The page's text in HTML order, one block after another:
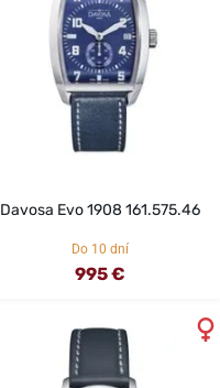
Davosa Evo 1908 161.575.46
Do 10 dní
995 €